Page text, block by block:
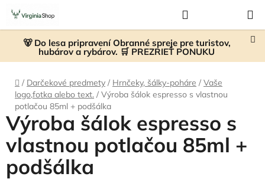
Prejsť
obsah
🐻 Do lesa pripravení Obranné spreje pre turistov,
hubárov a rybárov. 🛒 PREZRIEŤ PONUKU
KOŠÍK
Domov
/ Darčekové predmety / Hrnčeky, šálky-poháre / Vaše
logo,fotka alebo text. / Výroba šálok espresso s vlastnou
potlačou 85ml + podšálka
Výroba šálok espresso s
vlastnou potlačou 85ml +
podšálka